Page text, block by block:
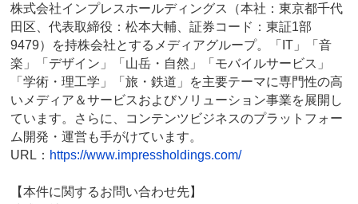
株式会社インプレスホールディングス（本社：東京都千代
田区、代表取締役：松本大輔、証券コード：東証1部
9479）を持株会社とするメディアグループ。「IT」「音
楽」「デザイン」「山岳・自然」「モバイルサービス」
「学術・理工学」「旅・鉄道」を主要テーマに専門性の高
いメディア＆サービスおよびソリューション事業を展開し
ています。さらに、コンテンツビジネスのプラットフォー
ム開発・運営も手がけています。
URL： https://www.impressholdings.com/
【本件に関するお問い合わせ先】